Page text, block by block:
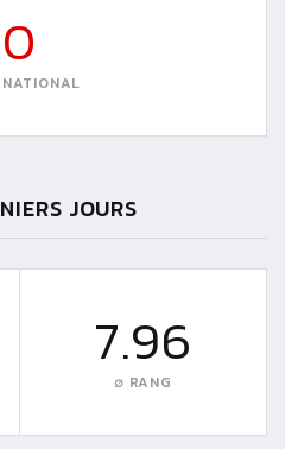
0
JOURS
7.96
∅ RANG